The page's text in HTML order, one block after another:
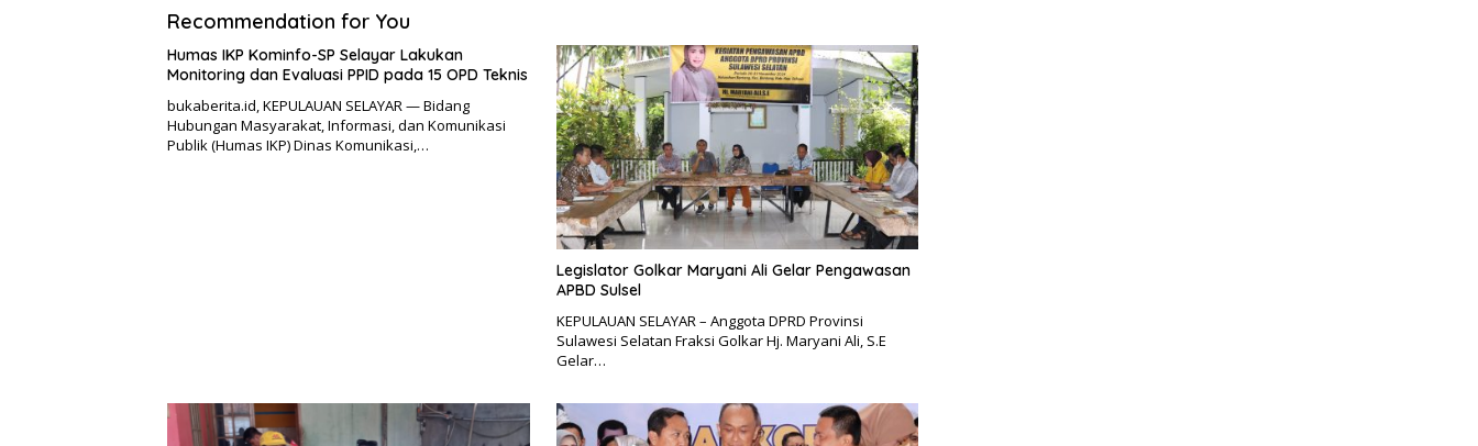
Recommendation for You
Humas IKP Kominfo-SP Selayar Lakukan
Monitoring dan Evaluasi PPID pada 15 OPD Teknis
bukaberita.id, KEPULAUAN SELAYAR — Bidang
Hubungan Masyarakat, Informasi, dan Komunikasi
Publik (Humas IKP) Dinas Komunikasi,…
Legislator Golkar Maryani Ali Gelar Pengawasan
APBD Sulsel
KEPULAUAN SELAYAR – Anggota DPRD Provinsi
Sulawesi Selatan Fraksi Golkar Hj. Maryani Ali, S.E
Gelar…